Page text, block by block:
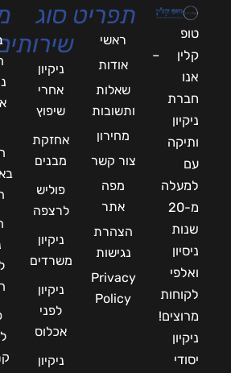
טופ
קלין –
אנו
חברת
ניקיון
ותיקה
עם
למעלה
מ-20
שנות
ניסיון
ואלפי
לקוחות
מרוצים!
ניקיון
יסודי
תפריט
ראשי
אודות
שאלות
ותשובות
מחירון
צור קשר
מפה
אתר
הצהרת
נגישות
Privacy
Policy
סוג
ניקיון
אחרי
שיפוץ
אחזקת
מבנים
פוליש
לרצפה
ניקיון
משרדים
ניקיון
לפני
אכלוס
ניקיון